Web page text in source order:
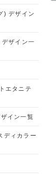
) デザイン
ザイン一
エタニテ
イン一覧
ディカラー